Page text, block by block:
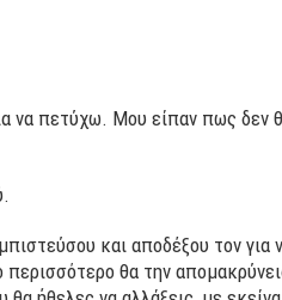
να πετύχω. Μου είπαν πως
και αποδέξου τον
θα την